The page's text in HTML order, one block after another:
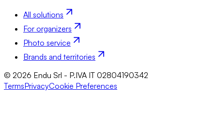
All solutions
For organizers
Photo service
Brands and territories
© 2026 Endu Srl - P.IVA IT 02804190342
TermsPrivacyCookie Preferences